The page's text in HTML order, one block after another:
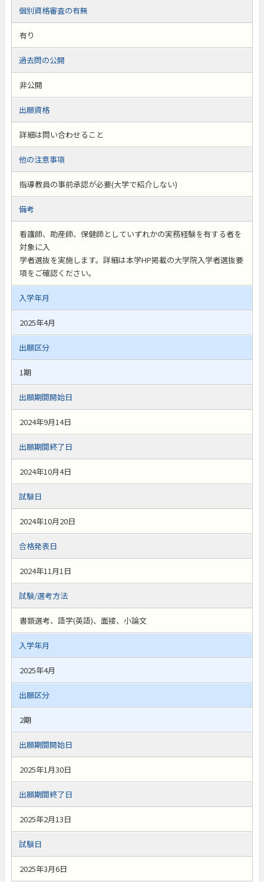
個別資格審査の有無
有り
過去問の公開
非公開
出願資格
詳細は問い合わせること
他の注意事項
指導教員の事前承認が必要(大学で紹介しない)
備考
看護師、助産師、保健師としていずれかの実務経験を有する者を
対象に入
学者選抜を実施します。詳細は本学HP掲載の大学院入学者選抜要
項をご確認ください。
入学年月
2025年4月
出願区分
1期
出願期間開始日
2024年9月14日
出願期間終了日
2024年10月4日
試験日
2024年10月20日
合格発表日
2024年11月1日
試験/選考方法
書類選考、語学(英語)、面接、小論文
入学年月
2025年4月
出願区分
2期
出願期間開始日
2025年1月30日
出願期間終了日
2025年2月13日
試験日
2025年3月6日